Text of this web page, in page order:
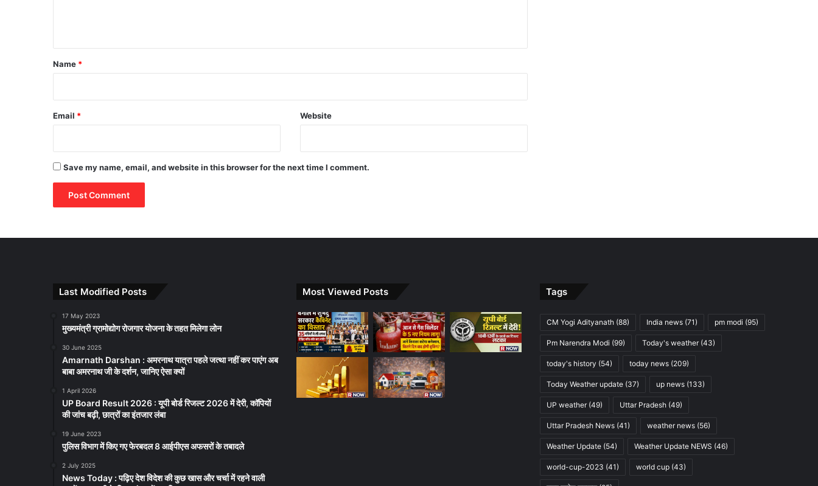
*
Name *
Email * Website
Save my name, email, and website in this browser for the next time I comment.
Last Modified Posts
17 May 2023
मुख्यमंत्री ग्रामोद्योग रोजगार योजना के तहत मिलेगा लोन
30 June 2025
Amarnath Darshan : अमरनाथ यात्रा पहले जत्था नहीं कर पाएंग अब
बाबा अमरनाथ जी के दर्शन, जानिए ऐसा क्यों
1 April 2026
UP Board Result 2026 : यूपी बोर्ड रिजल्ट 2026 में देरी, कॉपियों
की जांच बढ़ी, छात्रों का इंतजार लंबा
19 June 2023
पुलिस विभाग में किए गए फेरबदल 8 आईपीएस अफसरों के तबादले
2 July 2025
News Today : पढ़िए देश विदेश की कुछ खास और चर्चा में रहने वाली
Most Viewed Posts Tags
CM Yogi Adityanath(88) India news(71) pm modi (95)
Pm Narendra Modi (99) Today's weather(43)
today's history (54) today news(209)
Today Weather update(37) up news(133)
UP weather(49) Uttar Pradesh(49)
Uttar Pradesh News(41) weather news(56)
Weather Update(54) Weather Update NEWS (46)
world-cup-2023 (41) world cup(43)